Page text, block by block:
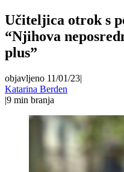
Učiteljica otrok s
“Njihova
plus”
objavljeno 11/01/23|
Katarina Berden
|9 min branja